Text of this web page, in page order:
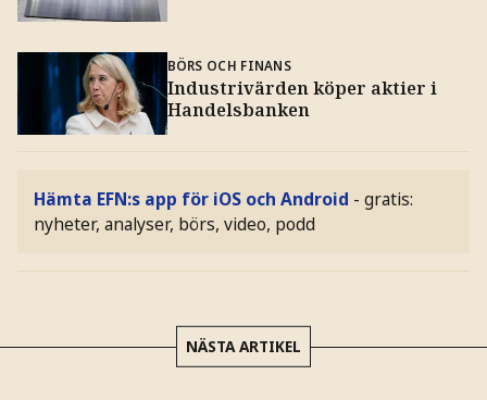
BÖRS OCH FINANS
Industrivärden köper aktier i
Handelsbanken
Hämta EFN:s app för iOS och Android - gratis:
nyheter, analyser, börs, video, podd
NÄSTA ARTIKEL